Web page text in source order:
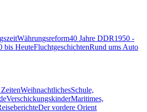
Währungsreform40 Jahre DDR1950 -
bis HeuteFluchtgeschichtenRund ums Auto
WeihnachtlichesSchule,
VerschickungskinderMaritimes,
Der vordere Orient